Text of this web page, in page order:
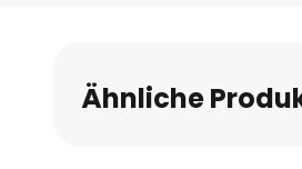
Bildgalerie
springen
Ähnliche